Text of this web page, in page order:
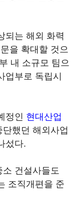
되는 해외 화력
을 확대할 것으
내 소규모 팀으
업부로 독립시
정인 현대산업
했던 해외사업
섰다.
건설사들도
조직개편을 준